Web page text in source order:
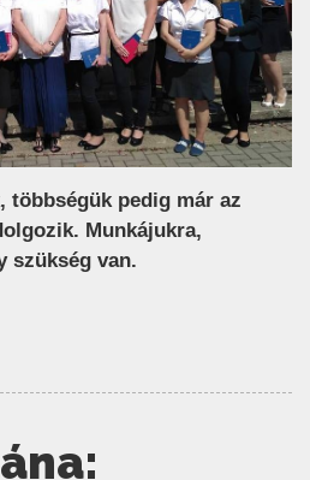
többségük pedig már az
Munkájukra,
szükség van.